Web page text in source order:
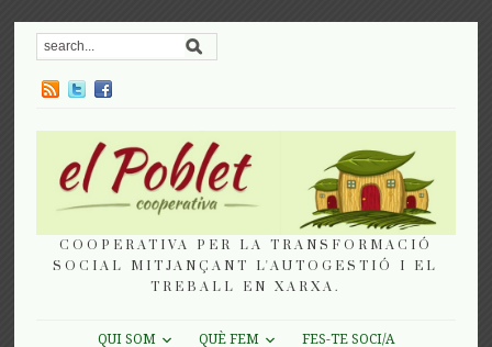
COOPERATIVA PER LA TRANSFORMACIÓ
SOCIAL MITJANÇANT L'AUTOGESTIÓ I EL
TREBALL EN XARXA.
QUI SOM QUÈ FEM
FES-TE SOCI/A